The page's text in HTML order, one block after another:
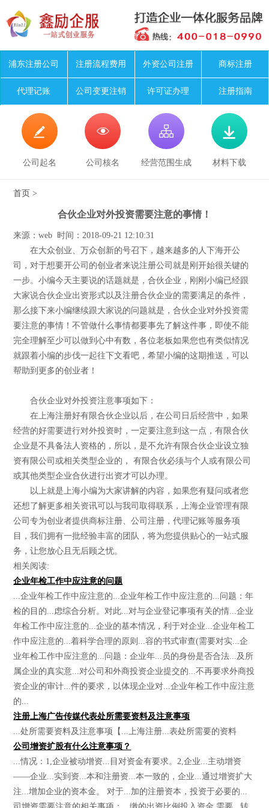
浦东注册公司 注册流程费用 外资公司注册 商标注册
代理记账 公司变更注销 许可证办理 注册指南

公司起名

公司核名

经营范围生成

材料下载
首页 >
合伙企业对外投资需要注意的事情！
来源：web 时间：2018-09-21 12:10:31
在大众创业、万众创新的号召下，越来越多的人下海开公
司，对于想要开公司的创业者来说注册公司就是刚开始很关键的
一步。小编今天主要说的话题就是，合伙企业，刚刚小编已经跟
大家说合伙企业出资形式以及注册合伙企业的需要满足的条件，
那么接下来小编继续跟大家说的问题就是，合伙企业对外投资需
要注意的事情！不管做什么事情都要事先了解这件事，即使不能
完全理解至少可以做到心中有数，各位老板如果您也有类似情况
就跟着小编的步伐一起往下文看吧，希望小编的这期推送，可以
帮助到更多的创业者！
合伙企业对外投资注意事项如下：
在上海注册好有限合伙企业以后，在公司日后经营中，如果
经营的好需要进行对外投资时，一定要注意到这一点，有限合伙
企业是不具备法人资格的，所以，是不允许有限合伙企业设立独
资有限公司或相关类型企业的， 有限合伙必须与个人或有限公司
或其他类型企业合伙进行出资才可以办理。
以上就是上海小编为大家讲解的内容，如果您有疑问或者您
还想了解更多相关资讯可以与我司取得联系，上海企业管理有限
公司专为创业者提供商标注册、公司注册，代理记账等服务项
目，我们拥有一批经验丰富的团队，将为您提供贴心的一站式服
务，让您放心且无后顾之忧。
相关阅读:
企业年检工作中应注意的问题
...企业年检工作中应注意的...企业年检工作中应注意的...问题：年
检的目的...虑综合分析。对此...对与企业登记事项有关的情...企业
年检工作中应注意的...企业的基本情况，利于对企业...企业年检工
作中应注意的...着科学合理的原则...容的书式审查(需要对实...企
业年检工作中应注意的...问题：企业年...员的身份是否合法...及所
属企业的真实意...对公司和外商投资企业提交的...不再要求外商投
资企业的审计...件的要求，以体现企业对...企业年检工作中应注意
的...
注册上海广告传媒代表处所需要资料及注意事项
...处所需要资料及注意事项【...上海注册...表处所需要的资料
公司增资扩股有什么注意事项？
...情况：1,企业被动增资...目对资金有要求。2,企业...主动增资
——企业...实到资...本和注册资...本一致的，企业...通过增资扩大
注...增加企业的资本金。 对于...加的注册资本，投资于必要的...